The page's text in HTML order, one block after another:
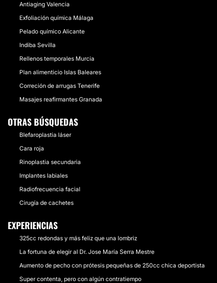
Antiaging Valencia
Exfoliación química Málaga
Pelado químico Alicante
Indiba Sevilla
Rellenos temporales Murcia
Plan alimenticio Islas Baleares
Correción de arrugas Tenerife
Masajes reafirmantes Granada
OTRAS BÚSQUEDAS
Blefaroplastia láser
Cara roja
Rinoplastia secundaria
Implantes labiales
Radiofrecuencia facial
Cirugía de cachetes
EXPERIENCIAS
325cc redondas y más feliz que una lombriz
La fortuna de elegir al Dr. Jose María Serra Mestre
Aumento de pecho con prótesis pequeñas de 250cc chica deportista
Super contenta, pero con algún contratiempo